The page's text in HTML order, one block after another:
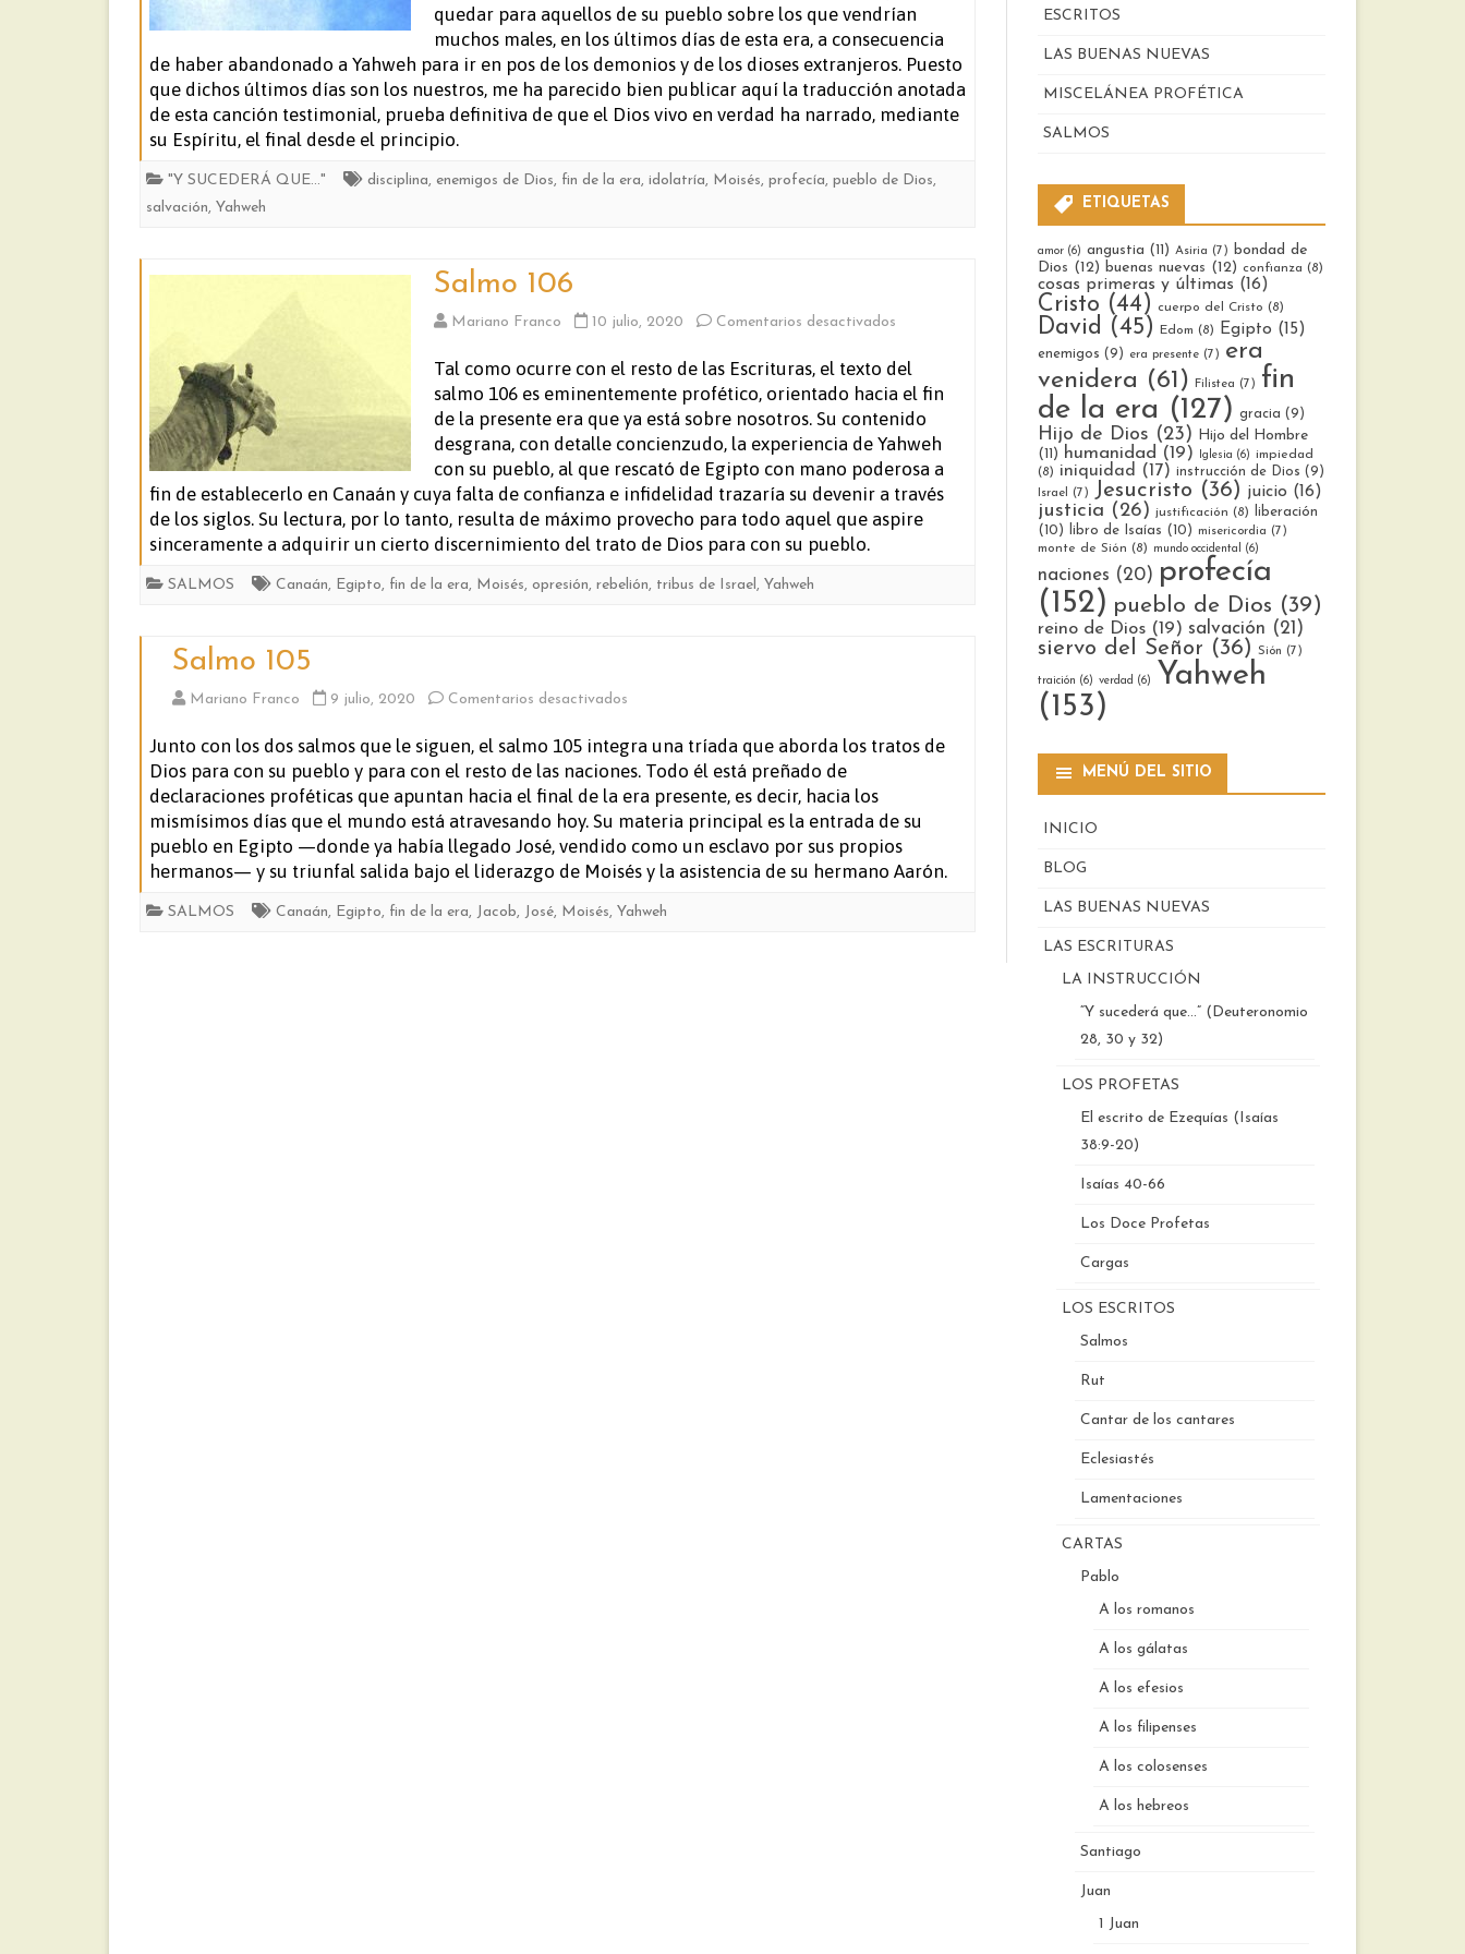
de
Moisés
(Deuteronomio
43)
quedar para aquellos de su pueblo sobre los que vendrían
muchos males, en los últimos días de esta era, a consecuencia
de haber abandonado a Yahweh para ir en pos de los demonios y de los dioses extranjeros. Puesto
que dichos últimos días son los nuestros, me ha parecido bien publicar aquí la traducción anotada
de esta canción testimonial, prueba definitiva de que el Dios vivo en verdad ha narrado, mediante
su Espíritu, el final desde el principio.
"Y SUCEDERÁ QUE..." disciplina, enemigos de Dios, fin de la era, idolatría, Moisés, profecía, pueblo de Dios,
salvación, Yahweh
Salmo 106
Mariano Franco 10 julio, 2020 Comentarios desactivados
Salmo
106
Tal como ocurre con el resto de las Escrituras, el texto del
salmo 106 es eminentemente profético, orientado hacia el fin
de la presente era que ya está sobre nosotros. Su contenido
desgrana, con detalle concienzudo, la experiencia de Yahweh
con su pueblo, al que rescató de Egipto con mano poderosa a
fin de establecerlo en Canaán y cuya falta de confianza e infidelidad trazaría su devenir a través
de los siglos. Su lectura, por lo tanto, resulta de máximo provecho para todo aquel que aspire
sinceramente a adquirir un cierto discernimiento del trato de Dios para con su pueblo.
SALMOS Canaán, Egipto, fin de la era, Moisés, opresión, rebelión, tribus de Israel, Yahweh
Salmo 105
Mariano Franco 9 julio, 2020 Comentarios desactivados
105
Junto con los dos salmos que le siguen, el salmo 105 integra una tríada que aborda los tratos de
Dios para con su pueblo y para con el resto de las naciones. Todo él está preñado de
declaraciones proféticas que apuntan hacia el final de la era presente, es decir, hacia los
mismísimos días que el mundo está atravesando hoy. Su materia principal es la entrada de su
pueblo en Egipto —donde ya había llegado José, vendido como un esclavo por sus propios
hermanos— y su triunfal salida bajo el liderazgo de Moisés y la asistencia de su hermano Aarón.
SALMOS Canaán, Egipto, fin de la era, Jacob, José, Moisés, Yahweh
ESCRITOS
LAS BUENAS NUEVAS
MISCELÁNEA PROFÉTICA
SALMOS
ETIQUETAS
amor(6) angustia (11) Asiria (7) bondad de
Dios (12) buenas nuevas (12) confianza (8)
cosas primeras y últimas (16)
Cristo (44) cuerpo del Cristo (8)
David (45) Edom (8) Egipto (15)
enemigos (9) era presente(7) era
venidera (61) Filistea (7) fin
de la era (127) gracia (9)
Hijo de Dios (23)
Hijo del Hombre
(11)
humanidad (19) Iglesia (6) impiedad
(8) iniquidad (17) instrucción de Dios (9)
Israel (7) Jesucristo (36) juicio (16)
justicia (26) justificación (8)
liberación
(10)
libro de Isaías (10) misericordia (7)
monte de Sión (8) mundo occidental (6)
naciones (20) profecía
(152) pueblo de Dios (39)
reino de Dios(19) salvación (21)
siervo del Señor (36) Sión (7)
traición (6) verdad (6)
Yahweh
(153)
MENÚ DEL SITIO
INICIO
BLOG
LAS BUENAS NUEVAS
LAS ESCRITURAS
LA INSTRUCCIÓN
“Y sucederá que…” (Deuteronomio
28, 30 y 32)
LOS PROFETAS
El escrito de Ezequías (Isaías
38:9-20)
Isaías 40-66
Los Doce Profetas
Cargas
LOS ESCRITOS
Salmos
Rut
Cantar de los cantares
Eclesiastés
Lamentaciones
CARTAS
Pablo
A los romanos
A los gálatas
A los efesios
A los filipenses
A los colosenses
A los hebreos
Santiago
Juan
1 Juan